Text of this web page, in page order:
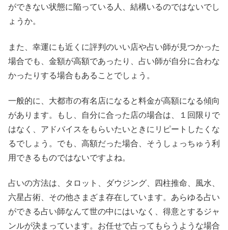
ができない状態に陥っている人、結構いるのではないでし
ょうか。
また、幸運にも近くに評判のいい店や占い師が見つかった
場合でも、金額が高額であったり、占い師が自分に合わな
かったりする場合もあることでしょう。
一般的に、大都市の有名店になると料金が高額になる傾向
があります。もし、自分に合った店の場合は、１回限りで
はなく、アドバイスをもらいたいときにリピートしたくな
るでしょう。でも、高額だった場合、そうしょっちゅう利
用できるものではないですよね。
占いの方法は、タロット、ダウジング、四柱推命、風水、
六星占術、その他さまざま存在しています。あらゆる占い
ができる占い師なんて世の中にはいなく、得意とするジャ
ンルが決まっています。お任せで占ってもらうような場合